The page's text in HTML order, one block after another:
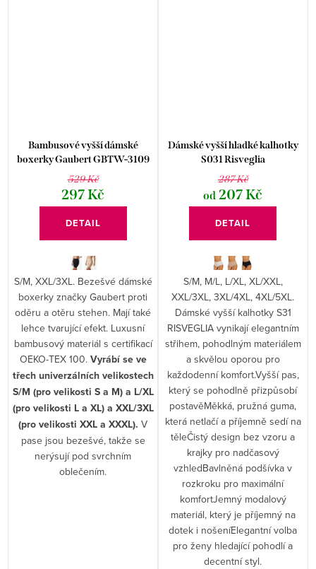
Bambusové vyšší dámské
boxerky Gaubert GBTW-3109
529 Kč
297 Kč
DETAIL
S/M, XXL/3XL. Bezešvé dámské
boxerky značky Gaubert proti
oděru a otěru stehen. Mají také
lehce tvarující efekt. Luxusní
bambusový materiál s certifikací
OEKO-TEX 100. Vyrábí se ve
třech univerzálních velikostech
S/M (pro velikosti S a M) a L/XL
(pro velikosti L a XL) a XXL/3XL
(pro velikosti XXL a XXXL). V
pase jsou bezešvé, takže se
nerýsují pod svrchním
oblečením.
Dámské vyšší hladké kalhotky
S031 Risveglia
287 Kč
od 207 Kč
DETAIL
S/M, M/L, L/XL, XL/XXL,
XXL/3XL, 3XL/4XL, 4XL/5XL.
Dámské vyšší kalhotky S31
RISVEGLIA vynikají elegantním
střihem, pohodlným materiálem
a skvělou oporou pro
každodenní komfort.Vyšší pas,
který se pohodlně přizpůsobí
postavěMěkká, pružná guma,
která netlačí a příjemně sedí na
těleČistý design bez vzoru a
krajky pro nadčasový
vzhledBavlněná podšívka v
rozkroku pro maximální
komfortJemný modalový
materiál, který je příjemný na
dotek i nošeníElegantní volba
pro ženy hledající pohodlí a
decentní styl.